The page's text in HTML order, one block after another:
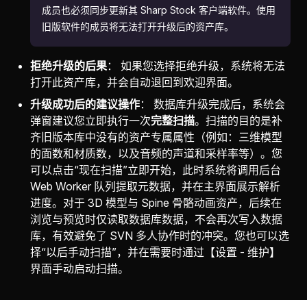
成员也必须同步更新其 Sharp Stock 客户端软件。使用
旧版软件的成员将无法打开升级后的资产库。
拒绝升级的后果： 如果您选择拒绝升级，系统将无法
打开此资产库，并会自动退回到欢迎界面。
升级成功后的建议操作： 数据库升级完成后，系统会
弹窗建议您立即执行一次完整扫描。扫描的目的是补
齐旧版本库中没有的资产专属属性（例如：三维模型
的面数和材质数，以及音频的声道和采样率等）。您
可以点击“现在扫描”立即开始，此时系统将调用后台
Web Worker 队列提取元数据，并在主界面展示解析
进度。对于 3D 模型与 Spine 骨骼动画资产，后续在
浏览与预览时仅读取数据库数据，不会再次写入数据
库，有效避免了 SVN 多人协作时的冲突。您也可以选
择“以后手动扫描”，并在需要时通过【设置 - 维护】
界面手动启动扫描。